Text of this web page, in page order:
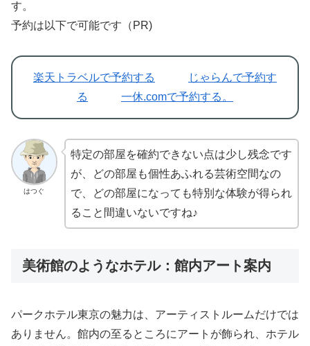
す。
予約は以下で可能です（PR)
楽天トラベルで予約する
じゃらんで予約す
る
一休.comで予約する。
はつぐ
特定の部屋を確約できない点は少し残念です
が、どの部屋も個性あふれる芸術空間なの
で、どの部屋になっても特別な体験が得られ
ること間違いないですね♪
美術館のようなホテル：館内アート案内
パークホテル東京の魅力は、アーティストルームだけでは
ありません。館内の至るところにアートが飾られ、ホテル